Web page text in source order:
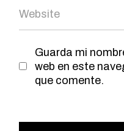
Guarda mi
web en este
que comente.